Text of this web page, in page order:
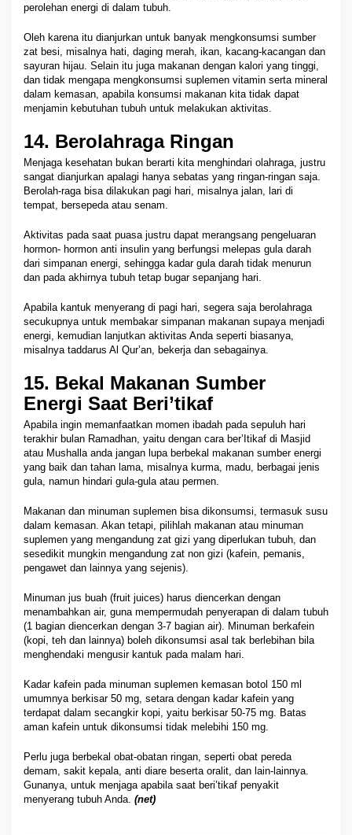
perolehan energi di dalam tubuh.
Oleh karena itu dianjurkan untuk banyak mengkonsumsi sumber
zat besi, misalnya hati, daging merah, ikan, kacang-kacangan dan
sayuran hijau. Selain itu juga makanan dengan kalori yang tinggi,
dan tidak mengapa mengkonsumsi suplemen vitamin serta mineral
dalam kemasan, apabila konsumsi makanan kita tidak dapat
menjamin kebutuhan tubuh untuk melakukan aktivitas.
14. Berolahraga Ringan
Menjaga kesehatan bukan berarti kita menghindari olahraga, justru
sangat dianjurkan apalagi hanya sebatas yang ringan-ringan saja.
Berolah-raga bisa dilakukan pagi hari, misalnya jalan, lari di
tempat, bersepeda atau senam.
Aktivitas pada saat puasa justru dapat merangsang pengeluaran
hormon- hormon anti insulin yang berfungsi melepas gula darah
dari simpanan energi, sehingga kadar gula darah tidak menurun
dan pada akhirnya tubuh tetap bugar sepanjang hari.
Apabila kantuk menyerang di pagi hari, segera saja berolahraga
secukupnya untuk membakar simpanan makanan supaya menjadi
energi, kemudian lanjutkan aktivitas Anda seperti biasanya,
misalnya taddarus Al Qur’an, bekerja dan sebagainya.
15. Bekal Makanan Sumber
Energi Saat Beri’tikaf
Apabila ingin memanfaatkan momen ibadah pada sepuluh hari
terakhir bulan Ramadhan, yaitu dengan cara ber’Itikaf di Masjid
atau Mushalla anda jangan lupa berbekal makanan sumber energi
yang baik dan tahan lama, misalnya kurma, madu, berbagai jenis
gula, namun hindari gula-gula atau permen.
Makanan dan minuman suplemen bisa dikonsumsi, termasuk susu
dalam kemasan. Akan tetapi, pilihlah makanan atau minuman
suplemen yang mengandung zat gizi yang diperlukan tubuh, dan
sesedikit mungkin mengandung zat non gizi (kafein, pemanis,
pengawet dan lainnya yang sejenis).
Minuman jus buah (fruit juices) harus diencerkan dengan
menambahkan air, guna mempermudah penyerapan di dalam tubuh
(1 bagian diencerkan dengan 3-7 bagian air). Minuman berkafein
(kopi, teh dan lainnya) boleh dikonsumsi asal tak berlebihan bila
menghendaki mengusir kantuk pada malam hari.
Kadar kafein pada minuman suplemen kemasan botol 150 ml
umumnya berkisar 50 mg, setara dengan kadar kafein yang
terdapat dalam secangkir kopi, yaitu berkisar 50-75 mg. Batas
aman kafein untuk dikonsumsi tidak melebihi 150 mg.
Perlu juga berbekal obat-obatan ringan, seperti obat pereda
demam, sakit kepala, anti diare beserta oralit, dan lain-lainnya.
Gunanya, untuk menjaga apabila saat beri’tikaf penyakit
menyerang tubuh Anda. (net)